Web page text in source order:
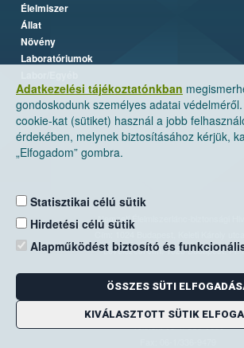
Adatkezelési tájékoztatónkban
gondoskodunk személyes adatai
cookie-kat (sütiket) használ a jobb
érdekében, melynek biztosításához kérjük,
„Elfogadom” gombra.
Statisztikai célú sütik
Hirdetési célú sütik
Alapműködést biztosító és
ÖSSZES SÜTI
KIVÁLASZTOTT SÜTIK
Élelmiszer
Állat
Növény
Laboratóriumok
Nemzeti Élelmiszerlánc-biztonsági
Levelezési cím: 1525 Budapest. Pf.
E-mail:
Zöld szám: 06-80/263-244
Telefon: 06-1/ 336-9000